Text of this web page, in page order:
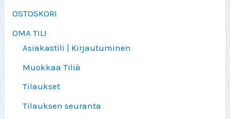
OSTOSKORI
OMA TILI
Asiakastili | Kirjautuminen
Muokkaa Tiliä
Tilaukset
Tilauksen seuranta